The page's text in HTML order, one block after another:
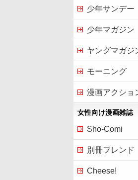
少年サンデー
少年マガジン
ヤングマガジ
モーニング
漫画アクショ
女性向け漫画雑誌
Sho-Comi
別冊フレンド
Cheese!